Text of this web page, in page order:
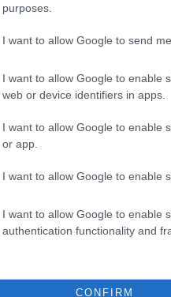
purposes.
I want to allow Google to send
I want to allow Google to enable
web or device identifiers in apps.
I want to allow Google to enable
or app.
I want to allow Google to enable
I want to allow Google to enable
authentication functionality and
CONFIRM